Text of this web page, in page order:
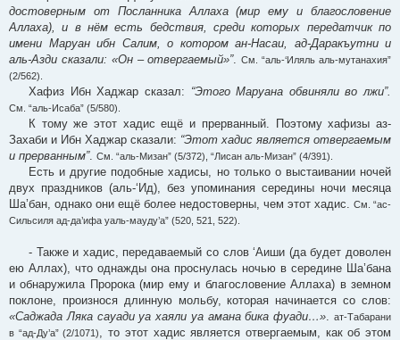
достоверным от Посланника Аллаха (мир ему и благословение
Аллаха), и в нём есть бедствия, среди которых передатчик по
имени Маруан ибн Салим, о котором ан-Насаи, ад-Даракъутни и
аль-Азди сказали: «Он – отвергаемый»”.См. “аль-‘Иляль аль-мутанахия”
(2/562).
Хафиз Ибн Хаджар сказал: “Этого Маруана обвиняли во лжи”.
См. “аль-Исаба” (5/580).
К тому же этот хадис ещё и прерванный. Поэтому хафизы аз-
Захаби и Ибн Хаджар сказали: “Этот хадис является отвергаемым
и прерванным”. См. “аль-Мизан” (5/372), “Лисан аль-Мизан” (4/391).
Есть и другие подобные хадисы, но только о выстаивании ночей
двух праздников (аль-‘Ид), без упоминания середины ночи месяца
Ша’бан, однако они ещё более недостоверны, чем этот хадис.
См. “ас-
Сильсиля ад-да’ифа уаль-мауду’а” (520, 521, 522).
- Также и хадис, передаваемый со слов ‘Аиши (да будет доволен
ею Аллах), что однажды она проснулась ночью в середине Ша’бана
и обнаружила Пророка (мир ему и благословение Аллаха) в земном
поклоне, произнося длинную мольбу, которая начинается со слов:
«Саджада Ляка сауади уа хаяли уа амана бика фуади…» .ат-Табарани
в “ад-Ду’а” (2/1071)
, то этот хадис является отвергаемым, как об этом